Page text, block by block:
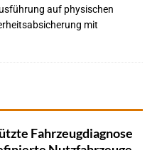
auf physischen
mit
Fahrzeugdiagnose